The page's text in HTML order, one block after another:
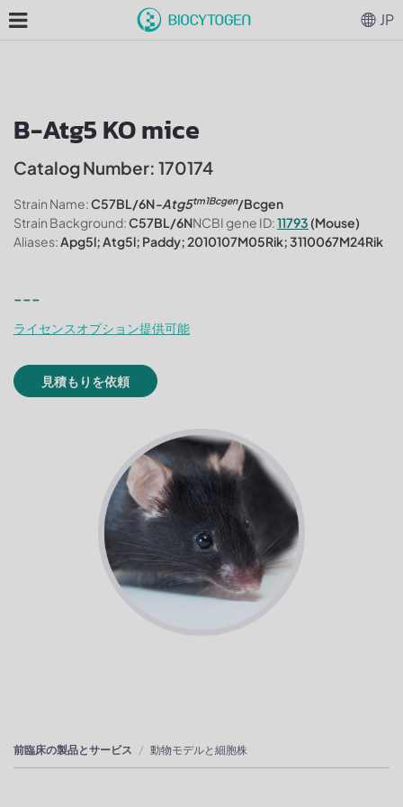
B-Atg5 KO mice
Catalog Number: 170174
Strain Name:C57BL/6N-Atg5tm1Bcgen/Bcgen
Strain Background:C57BL/6NNCBI gene ID:11793 (Mouse)
Aliases:Apg5l; Atg5l; Paddy; 2010107M05Rik; 3110067M24Rik
---
ライセンスオプション提供可能
見積もりを依頼
前臨床の製品とサービス 動物モデルと細胞株
JP